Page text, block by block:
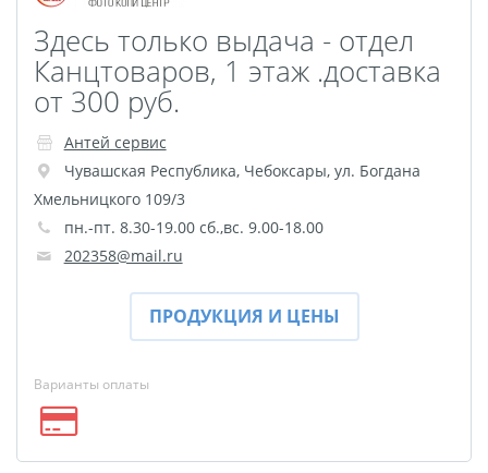
Здесь только выдача - отдел
Канцтоваров, 1 этаж .доставка
от 300 руб.
Антей сервис
Чувашская Республика, Чебоксары, ул. Богдана
Хмельницкого 109/3
пн.-пт. 8.30-19.00 сб.,вс. 9.00-18.00
202358@mail.ru
ПРОДУКЦИЯ И ЦЕНЫ
Варианты оплаты